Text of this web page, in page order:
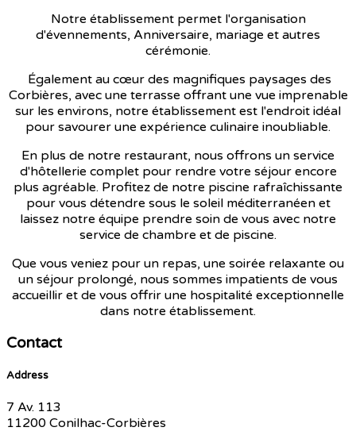
Notre établissement permet l'organisation
d'évennements, Anniversaire, mariage et autres
cérémonie.
Également au cœur des magnifiques paysages des
Corbières, avec une terrasse offrant une vue imprenable
sur les environs, notre établissement est l'endroit idéal
pour savourer une expérience culinaire inoubliable.
En plus de notre restaurant, nous offrons un service
d'hôtellerie complet pour rendre votre séjour encore
plus agréable. Profitez de notre piscine rafraîchissante
pour vous détendre sous le soleil méditerranéen et
laissez notre équipe prendre soin de vous avec notre
service de chambre et de piscine.
Que vous veniez pour un repas, une soirée relaxante ou
un séjour prolongé, nous sommes impatients de vous
accueillir et de vous offrir une hospitalité exceptionnelle
dans notre établissement.
Contact
Address
7 Av. 113
11200 Conilhac-Corbières